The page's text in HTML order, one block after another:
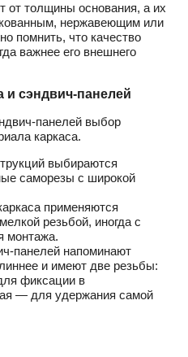
от толщины основания, а их
нержавеющим или
помнить, что качество
важнее его внешнего
и сэндвич-панелей
панелей выбор
каркаса.
выбираются
саморезы с широкой
применяются
резьбой, иногда с
монтажа.
панелей напоминают
и имеют две резьбы:
фиксации в
— для удержания самой